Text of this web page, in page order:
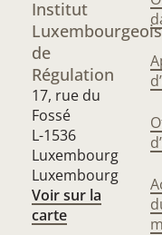
Institut
Luxembourgeois
de
Régulation
17, rue du
Fossé
L-1536
Luxembourg
Luxembourg
Voir sur la
carte